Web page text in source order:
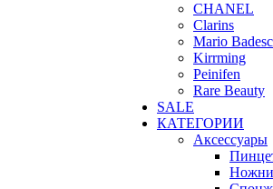
CHANEL
Clarins
Mario
Kirrming
Peinifen
Rare Beauty
SALE
КАТЕГОРИИ
Аксессуары